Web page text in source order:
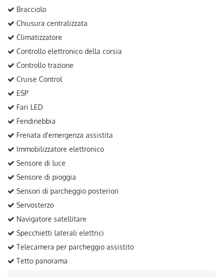
Bracciolo
Chiusura centralizzata
Climatizzatore
Controllo elettronico della corsia
Controllo trazione
Cruise Control
ESP
Fari LED
Fendinebbia
Frenata d'emergenza assistita
Immobilizzatore elettronico
Sensore di luce
Sensore di pioggia
Sensori di parcheggio posteriori
Servosterzo
Navigatore satellitare
Specchietti laterali elettrici
Telecamera per parcheggio assistito
Tetto panorama